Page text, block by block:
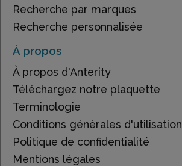
Recherche par marques
Recherche personnalisée
À propos
À propos d'Anterity
Téléchargez notre plaquette
Terminologie
Conditions générales d'utilisation
Politique de confidentialité
Mentions légales